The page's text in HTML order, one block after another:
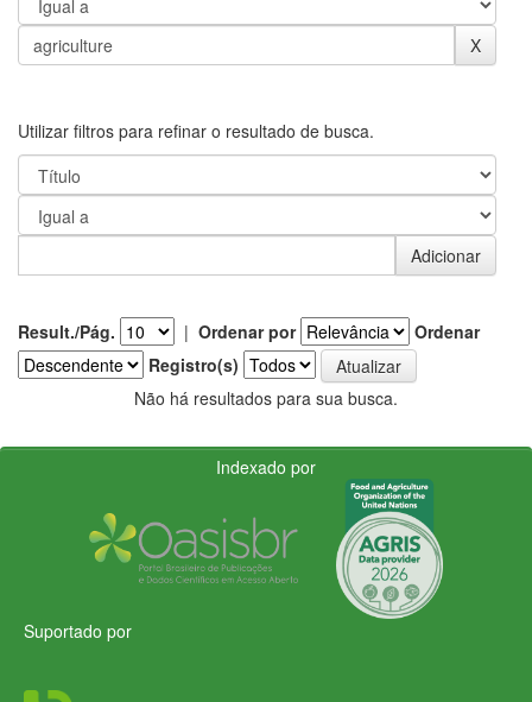
Utilizar filtros para refinar o resultado de busca.
Result./Pág. | Ordenar por
Ordenar
Registro(s)
Não há resultados para sua busca.
Indexado por
Suportado por